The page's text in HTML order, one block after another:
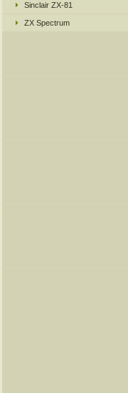
Sinclair ZX-81
ZX Spectrum